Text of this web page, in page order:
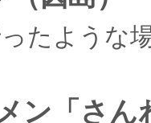
たような
ン「さん